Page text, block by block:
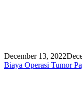
December 13, 2022
Biaya Operasi Tumor